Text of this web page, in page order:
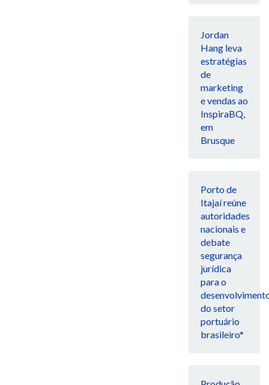
Jordan
Hang leva
estratégias
de
marketing
e vendas ao
InspiraBQ,
em
Brusque
Porto de
Itajaí reúne
autoridades
nacionais e
debate
segurança
jurídica
para o
do setor
portuário
brasileiro*